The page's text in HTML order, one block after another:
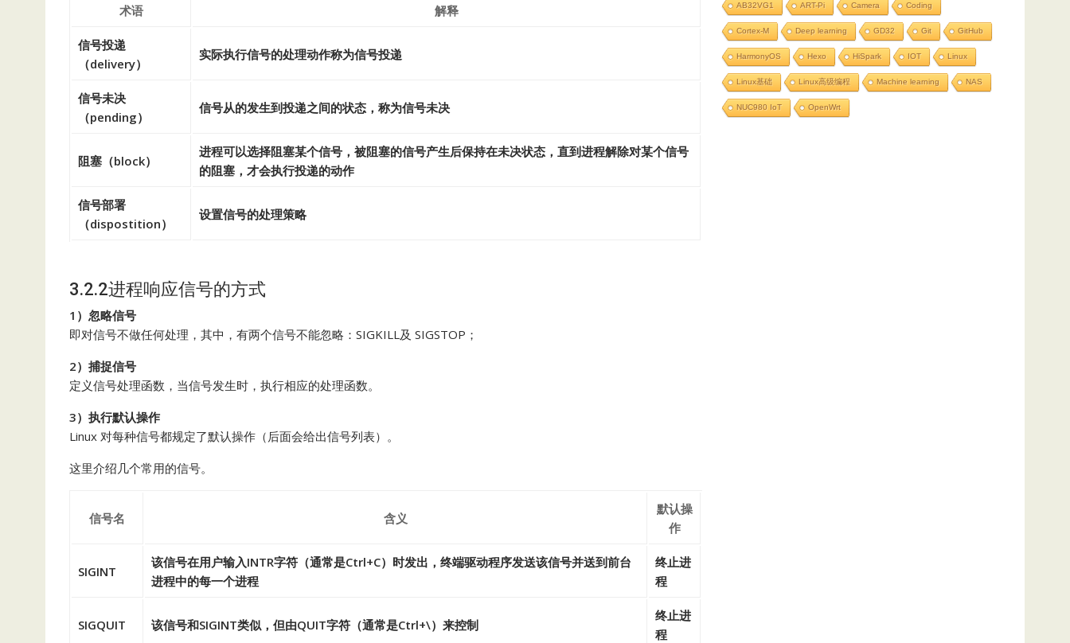
术语 解释
信号投递
（delivery）
实际执行信号的处理动作称为信号投递
信号未决
（pending）
信号从的发生到投递之间的状态，称为信号未决
阻塞（block）
进程可以选择阻塞某个信号，被阻塞的信号产生后保持在未决状态，直到进程解除对某个信号
的阻塞，才会执行投递的动作
信号部署
（dispostition）
设置信号的处理策略
3.2.2进程响应信号的方式
1）忽略信号
即对信号不做任何处理，其中，有两个信号不能忽略：SIGKILL及 SIGSTOP；
2）捕捉信号
定义信号处理函数，当信号发生时，执行相应的处理函数。
3）执行默认操作
Linux 对每种信号都规定了默认操作（后面会给出信号列表）。
这里介绍几个常用的信号。
信号名 含义
默认操
作
SIGINT
该信号在用户输入INTR字符（通常是Ctrl+C）时发出，终端驱动程序发送该信号并送到前台
进程中的每一个进程
终止进
程
SIGQUIT 该信号和SIGINT类似，但由QUIT字符（通常是Ctrl+\）来控制
终止进
程
AB32VG1 ART-Pi Camera Coding
Cortex-M Deep learning GD32 Git GitHub
HarmonyOS Hexo HiSpark IOT Linux
Linux基础 Linux高级编程 Machine learning NAS
NUC980 IoT OpenWrt